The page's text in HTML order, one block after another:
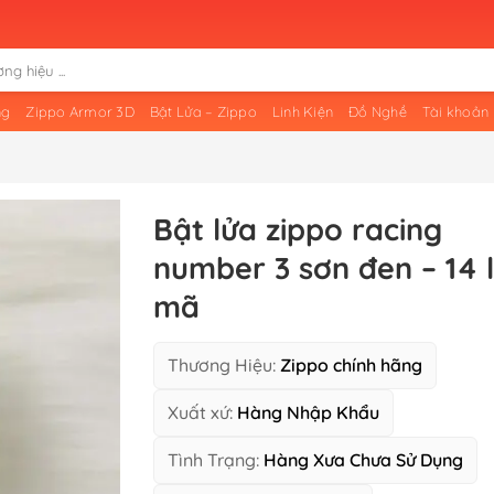
Zippo Armor 3D Bật Lửa – Zippo Linh Kiện Đồ Nghề Tài khoản
Bật lửa zippo racing
number 3 sơn đen – 14
mã
Thương Hiệu: Zippo chính hãng
Xuất xứ: Hàng Nhập Khẩu
Tình Trạng: Hàng Xưa Chưa Sử Dụng